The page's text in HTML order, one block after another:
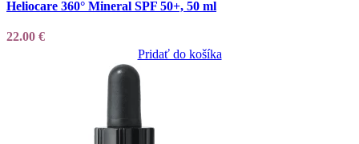
Heliocare 360° Mineral SPF 50+, 50 ml
22.00 €
Pridať do košíka